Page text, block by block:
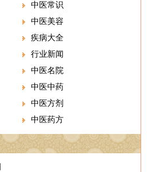
中医常识
中医美容
疾病大全
行业新闻
中医名院
中医中药
中医方剂
中医药方